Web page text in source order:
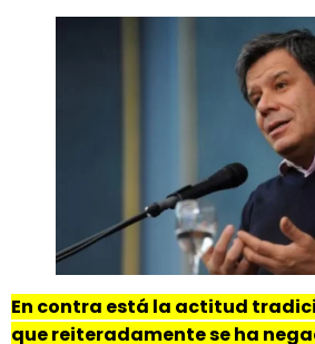
En contra está la actitud
que reiteradamente se ha